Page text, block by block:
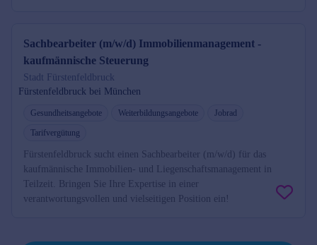
Sachbearbeiter (m/w/d) Immobilienmanagement -
kaufmännische Steuerung
Stadt Fürstenfeldbruck
Fürstenfeldbruck bei München
Gesundheitsangebote Weiterbildungsangebote
Jobrad
Tarifvergütung
Fürstenfeldbruck sucht einen Sachbearbeiter (m/w/d) für das
kaufmännische Immobilien- und Liegenschaftsmanagement in
Teilzeit. Bringen Sie Ihre Expertise in einer
verantwortungsvollen und vielseitigen Position ein!